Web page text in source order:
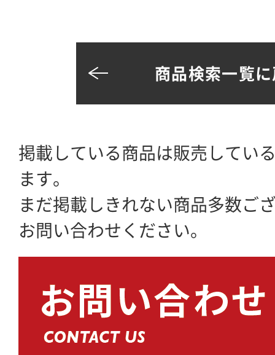
商品検索一覧
掲載している商品は販売してい
ます。
まだ掲載しきれない商品多数ご
お問い合わせください。